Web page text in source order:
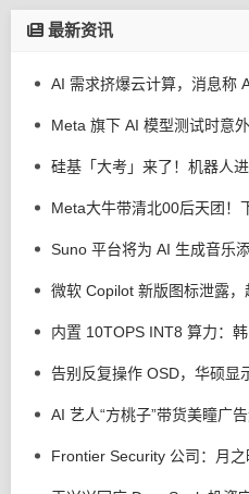
最新资讯
Meta 旗下 AI 模型测试时意
硅基「大考」来了！机器人
Meta大牛带清北00后天团！
微软 Copilot 新版图标泄露